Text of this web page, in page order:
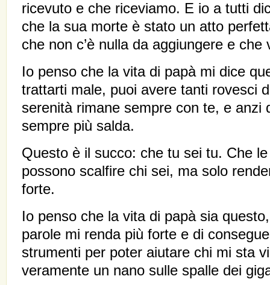
ricevuto e che riceviamo. E io a tutti
che la sua morte è stato un atto
che non c’è nulla da aggiungere e che
Io penso che la vita di papà mi dice
trattarti male, puoi avere tanti rovesci
serenità rimane sempre con te, e anzi
sempre più salda.
Questo è il succo: che tu sei tu. Che
possono scalfire chi sei, ma solo
forte.
Io penso che la vita di papà sia
parole mi renda più forte e di
strumenti per poter aiutare chi mi sta
veramente un nano sulle spalle dei